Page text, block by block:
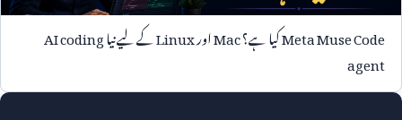
Meta Muse Codeکیا ہے؟MacاورLinuxکے لیے نیاAI coding
agent